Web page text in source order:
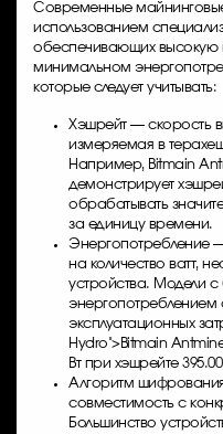
Современные
использованием
обеспечивающих высокую
минимальном
которые следует учитывать:
Хэшрейт — скорость
измеряемая в
Например, Bitmain
демонстрирует
обрабатывать
за единицу времени.
Энергопотребление
на количество ватт,
устройства. Модели с
эксплуатационных
Hydro">Bitmain
Вт при хэшрейте
Алгоритм
совместимость с
Большинство